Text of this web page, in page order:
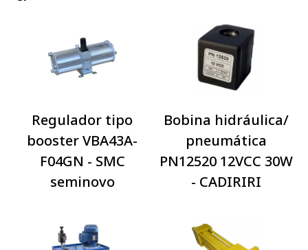
Regulador tipo
booster VBA43A-
F04GN - SMC
seminovo
Bobina hidráulica/
pneumática
PN12520 12VCC 30W
- CADIRIRI